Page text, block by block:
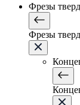
Фрезы
Фрезы